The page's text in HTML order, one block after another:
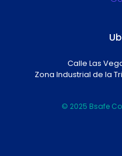
Calle Las
Zona Industrial de la
© 2025 Bsafe